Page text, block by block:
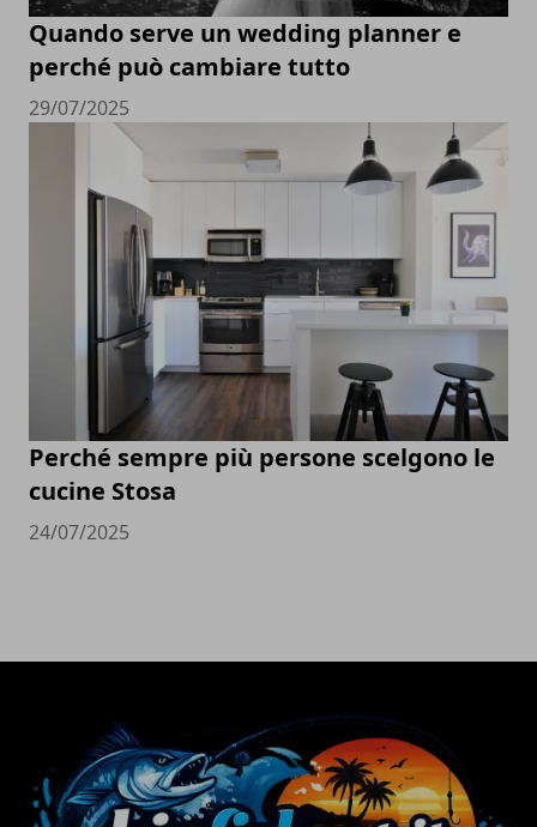
Quando serve un wedding planner e
perché può cambiare tutto
29/07/2025
Perché sempre più persone scelgono le
cucine Stosa
24/07/2025